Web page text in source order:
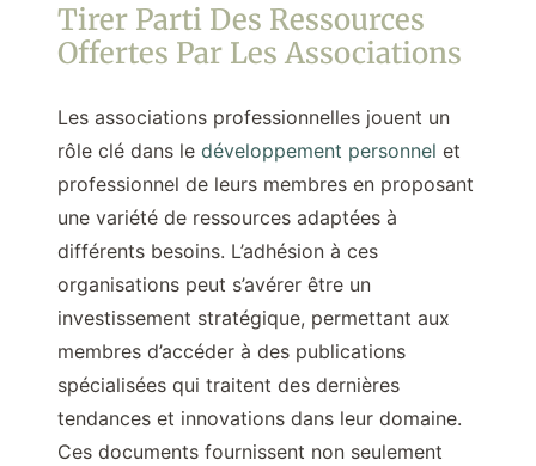
Tirer Parti Des Ressources
Offertes Par Les Associations
Les associations professionnelles jouent un
rôle clé dans le développement personnel et
professionnel de leurs membres en proposant
une variété de ressources adaptées à
différents besoins. L’adhésion à ces
organisations peut s’avérer être un
investissement stratégique, permettant aux
membres d’accéder à des publications
spécialisées qui traitent des dernières
tendances et innovations dans leur domaine.
Ces documents fournissent non seulement